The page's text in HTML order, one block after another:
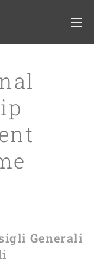
Generali